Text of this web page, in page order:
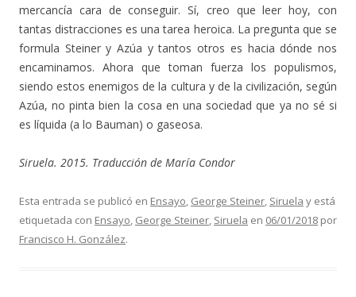
mercancía cara de conseguir. Sí, creo que leer hoy, con
tantas distracciones es una tarea heroica. La pregunta que se
formula Steiner y Azúa y tantos otros es hacia dónde nos
encaminamos. Ahora que toman fuerza los populismos,
siendo estos enemigos de la cultura y de la civilización, según
Azúa, no pinta bien la cosa en una sociedad que ya no sé si
es líquida (a lo Bauman) o gaseosa.
Siruela. 2015. Traducción de María Condor
Esta entrada se publicó en Ensayo, George Steiner, Siruela y está
etiquetada con Ensayo, George Steiner, Siruela en 06/01/2018 por
Francisco H. González.